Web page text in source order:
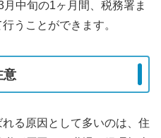
中旬の1ヶ月間、税務署ま
うことができます。
意
る原因として多いのは、住